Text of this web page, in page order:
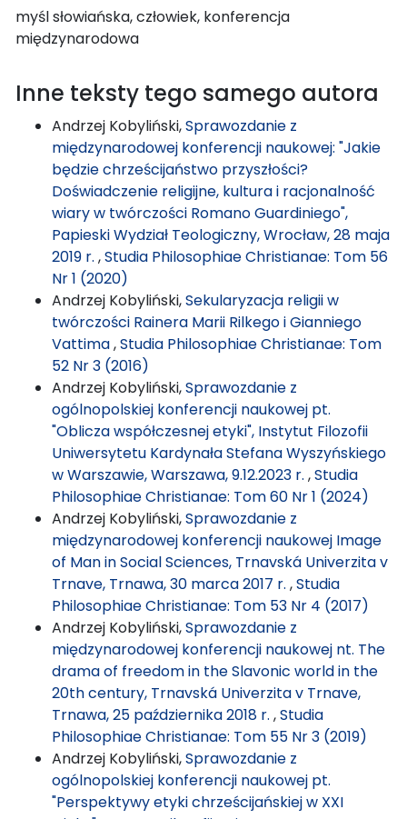
myśl słowiańska, człowiek, konferencja
międzynarodowa
Inne teksty tego samego autora
Andrzej Kobyliński,Sprawozdanie z
międzynarodowej konferencji naukowej: "Jakie
będzie chrześcijaństwo przyszłości?
Doświadczenie religijne, kultura i racjonalność
wiary w twórczości Romano Guardiniego",
Papieski Wydział Teologiczny, Wrocław, 28 maja
2019 r. ,Studia Philosophiae Christianae: Tom 56
Nr 1 (2020)
Andrzej Kobyliński,Sekularyzacja religii w
twórczości Rainera Marii Rilkego i Gianniego
Vattima,Studia Philosophiae Christianae: Tom
52 Nr 3 (2016)
Andrzej Kobyliński,Sprawozdanie z
ogólnopolskiej konferencji naukowej pt.
"Oblicza współczesnej etyki", Instytut Filozofii
Uniwersytetu Kardynała Stefana Wyszyńskiego
w Warszawie, Warszawa, 9.12.2023 r. ,Studia
Philosophiae Christianae: Tom 60 Nr 1 (2024)
Andrzej Kobyliński,Sprawozdanie z
międzynarodowej konferencji naukowej Image
of Man in Social Sciences, Trnavská Univerzita v
Trnave, Trnawa, 30 marca 2017 r. ,Studia
Philosophiae Christianae: Tom 53 Nr 4 (2017)
Andrzej Kobyliński,Sprawozdanie z
międzynarodowej konferencji naukowej nt. The
drama of freedom in the Slavonic world in the
20th century, Trnavská Univerzita v Trnave,
Trnawa, 25 października 2018 r. ,Studia
Philosophiae Christianae: Tom 55 Nr 3 (2019)
Andrzej Kobyliński,Sprawozdanie z
ogólnopolskiej konferencji naukowej pt.
"Perspektywy etyki chrześcijańskiej w XXI